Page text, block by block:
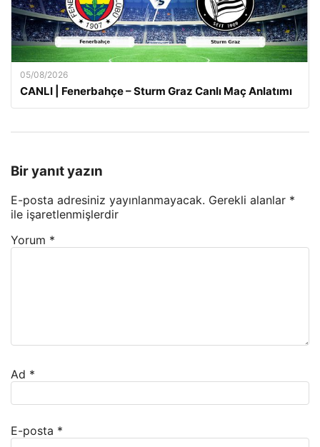
05/08/2026
CANLI | Fenerbahçe – Sturm Graz Canlı Maç Anlatımı
Bir yanıt yazın
E-posta adresiniz yayınlanmayacak. Gerekli alanlar *
ile işaretlenmişlerdir
Yorum *
Ad *
E-posta *